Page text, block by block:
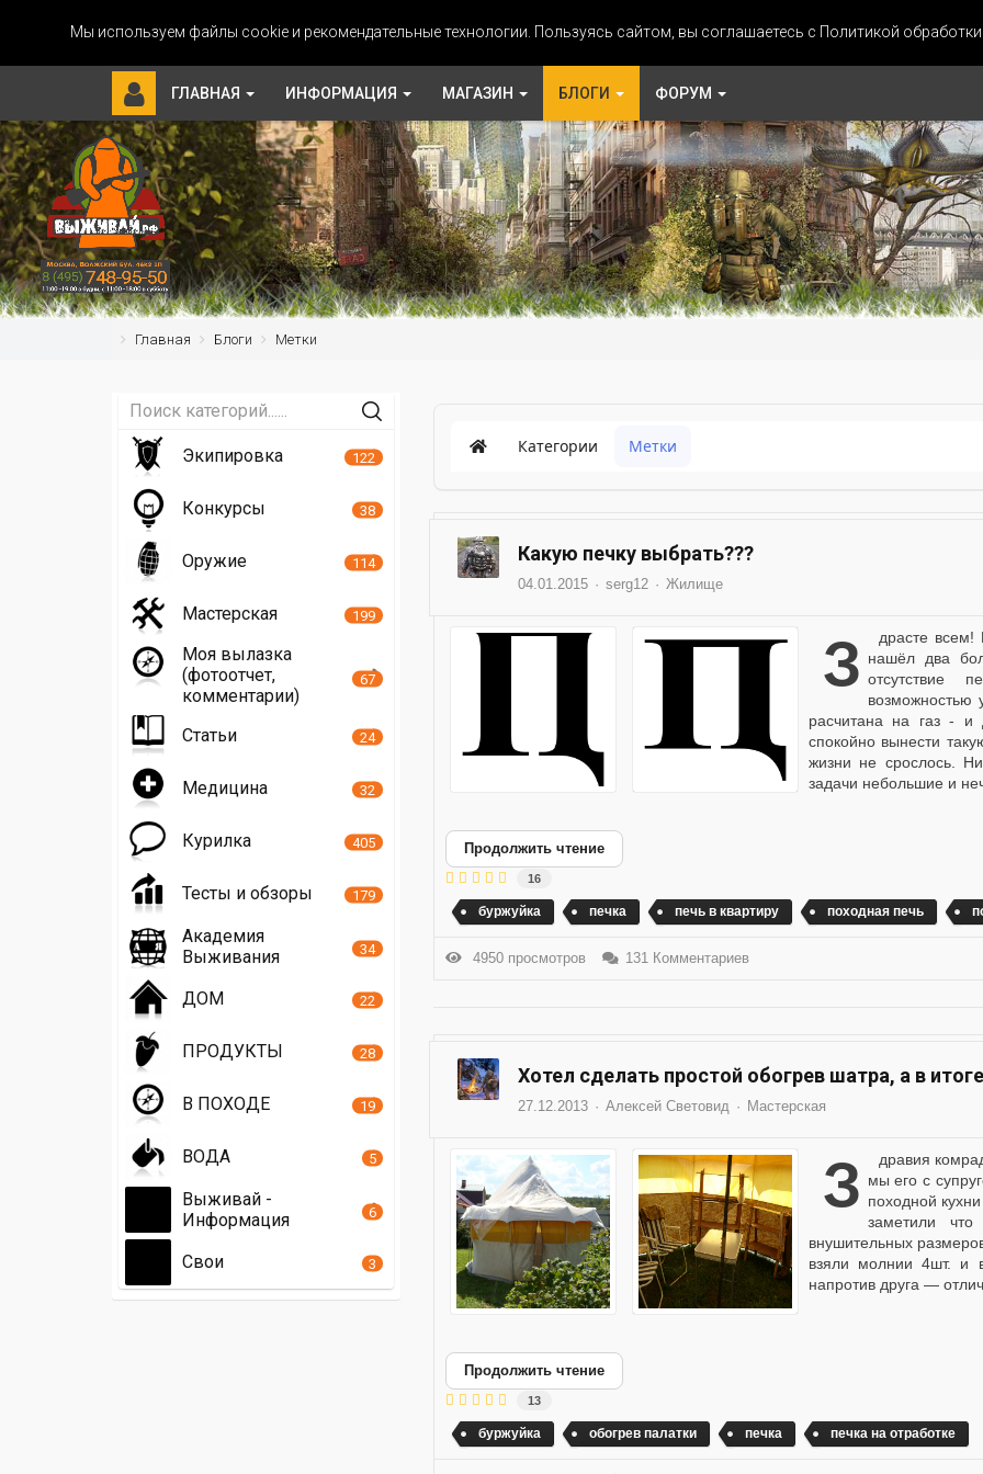
Мы используем файлы cookie и рекомендательные технологии. Пользуясь сайтом, вы соглашаетесь с Политикой
ГЛАВНАЯ ИНФОРМАЦИЯ МАГАЗИН БЛОГИ ФОРУМ
Главная Блоги Метки
Категории Метки
Какую печку выбрать???
04.01.2015 serg12 Жилище
Здрасте всем! Перетряс свои запасы. Вроде всё неплохо. Но нашёл два
отсутствие
возможностью
расчитана на газ - и
спокойно вынести
жизни не срослось.
задачи небольшие и
Продолжить чтение
16
буржуйка печка печь в квартиру походная печь
4950 просмотров 131 Комментариев
Хотел сделать простой обогрев шатра, а в
27.12.2013 Алексей Световид Мастерская
Здравия комрады! Вот летом нам подарили старенький шатер, мы его с
походной
заметили
внушительных
взяли молнии 4шт. и
напротив друга —
Продолжить чтение
13
буржуйка обогрев палатки печка печка на отработке
Экипировка 122
Конкурсы 38
Оружие 114
Мастерская 199
Моя вылазка
(фотоотчет,
комментарии)
67
Статьи 24
Медицина 32
Курилка 405
Тесты и обзоры 179
Академия
Выживания
34
ДОМ 22
ПРОДУКТЫ 28
В ПОХОДЕ 19
ВОДА 5
Выживай -
Информация
6
Свои 3